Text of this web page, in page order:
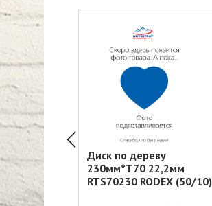
с
Диск по дереву
230мм*T70 22,2мм
RTS70230 RODEX (50/10)